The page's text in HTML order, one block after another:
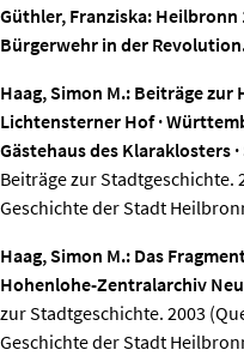
Güthler, Franziska:
Bürgerwehr in der
Haag, Simon M.: Beiträge
Lichtensterner Hof ·
Gästehaus des Klaraklosters
Beiträge zur Stadtgeschichte.
Geschichte der Stadt
Haag, Simon M.: Das
Hohenlohe-Zentralarchiv
zur Stadtgeschichte. 2003
Geschichte der Stadt